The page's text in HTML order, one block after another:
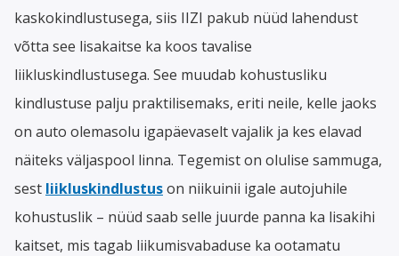
kaskokindlustusega, siis IIZI pakub nüüd lahendust
võtta see lisakaitse ka koos tavalise
liikluskindlustusega. See muudab kohustusliku
kindlustuse palju praktilisemaks, eriti neile, kelle jaoks
on auto olemasolu igapäevaselt vajalik ja kes elavad
näiteks väljaspool linna. Tegemist on olulise sammuga,
sest liikluskindlustuson niikuinii igale autojuhile
kohustuslik – nüüd saab selle juurde panna ka lisakihi
kaitset, mis tagab liikumisvabaduse ka ootamatu